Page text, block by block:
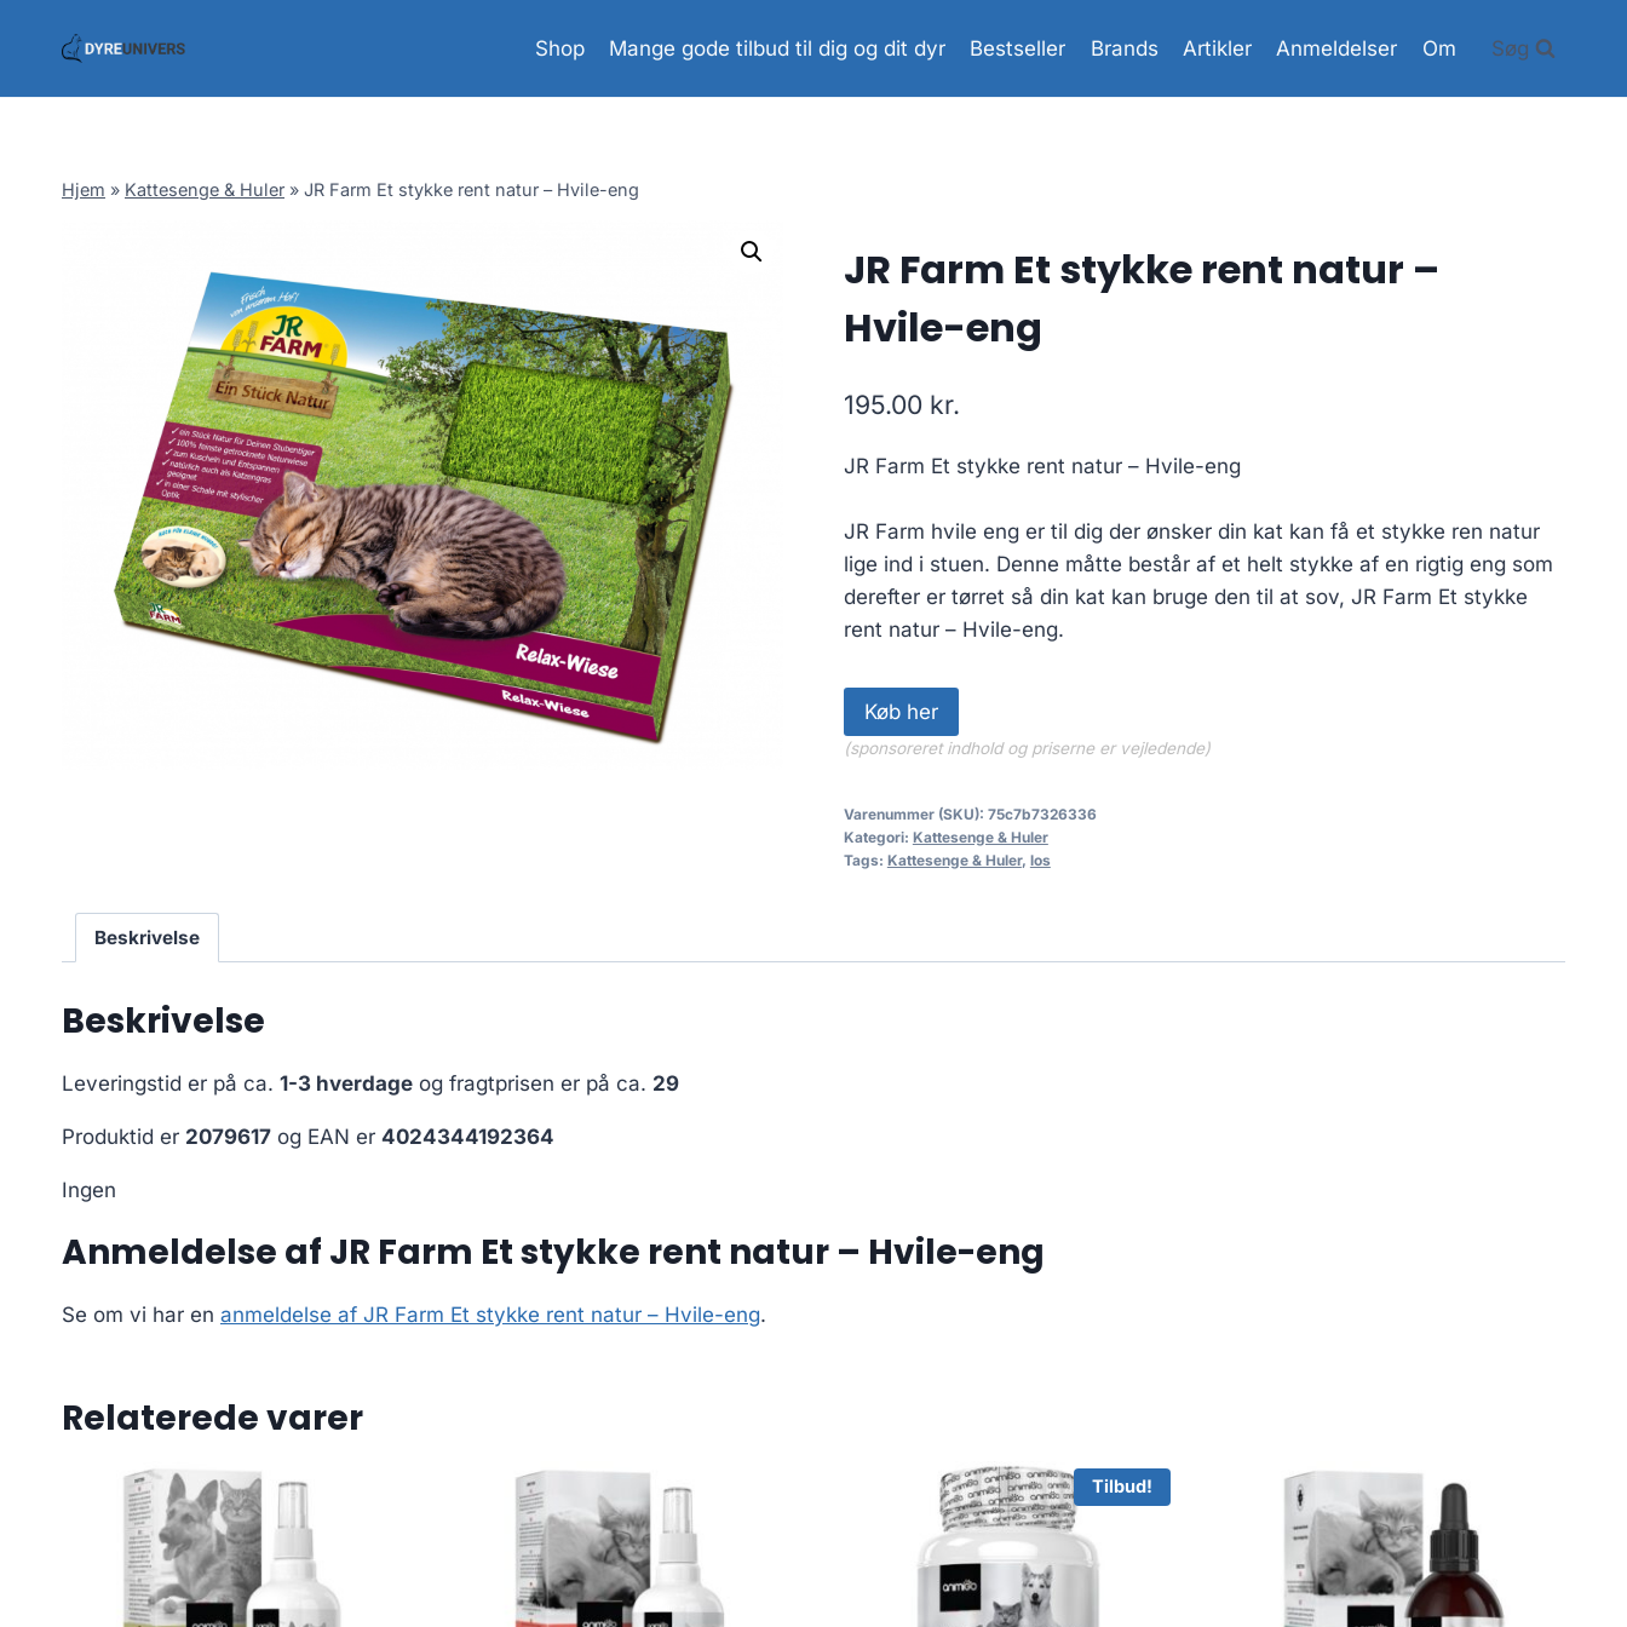
Shop Mange gode tilbud til dig og dit dyr Bestseller Brands Artikler Anmeldelser Om Søg
Hjem » Kattesenge & Huler » JR Farm Et stykke rent natur – Hvile-eng
JR Farm Et stykke rent natur –
Hvile-eng
195.00 kr.
JR Farm Et stykke rent natur – Hvile-eng
JR Farm hvile eng er til dig der ønsker din kat kan få et stykke ren natur
lige ind i stuen. Denne måtte består af et helt stykke af en rigtig eng som
derefter er tørret så din kat kan bruge den til at sov, JR Farm Et stykke
rent natur – Hvile-eng.
Køb her
(sponsoreret indhold og priserne er vejledende)
Varenummer (SKU): 75c7b7326336
Kategori: Kattesenge & Huler
Tags: Kattesenge & Huler, los
Beskrivelse
Beskrivelse
Leveringstid er på ca. 1-3 hverdage og fragtprisen er på ca. 29
Produktid er 2079617 og EAN er 4024344192364
Ingen
Anmeldelse af JR Farm Et stykke rent natur – Hvile-eng
Se om vi har en anmeldelse af JR Farm Et stykke rent natur – Hvile-eng.
Relaterede varer
Tilbud!